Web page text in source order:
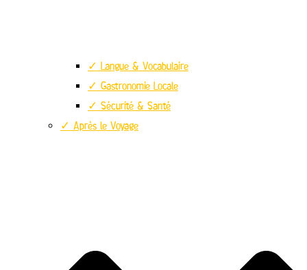
✓ Langue & Vocabulaire
✓ Gastronomie Locale
✓ Sécurité & Santé
✓ Après le Voyage